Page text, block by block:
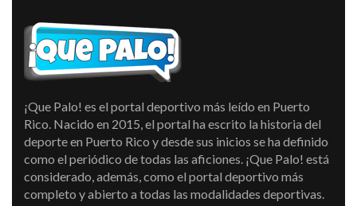
¡Que Palo! es el portal deportivo más leído en Puerto
Rico. Nacido en 2015, el portal ha escrito la historia del
deporte en Puerto Rico y desde sus inicios se ha definido
como el periódico de todas las aficiones. ¡Que Palo! está
considerado, además, como el portal deportivo más
completo y abierto a todas las modalidades deportivas.